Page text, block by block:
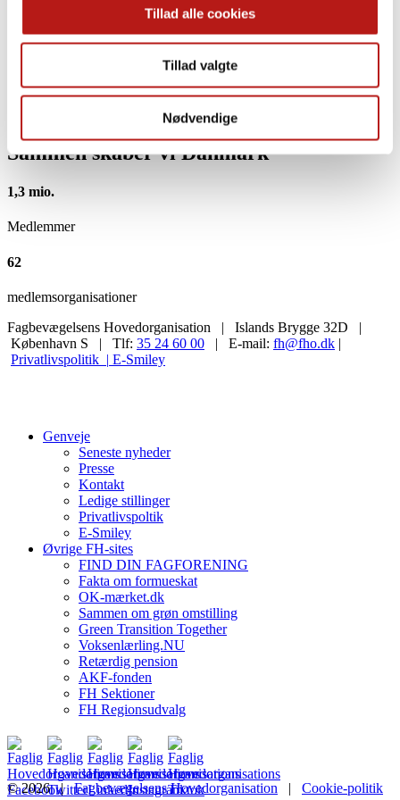
Tillad alle cookies
Tillad valgte
Nødvendige
Fagbevægelsen
Overenskomst
Tillidsrepræsentant
Sammen skaber vi Danmark
1,3 mio.
Medlemmer
62
medlemsorganisationer
Fagbevægelsens Hovedorganisation | Islands Brygge 32D |
København S | Tlf: 35 24 60 00 | E-mail: fh@fho.dk |
Privatlivspolitik | E-Smiley
Genveje
Seneste nyheder
Presse
Kontakt
Ledige stillinger
Privatlivspoltik
E-Smiley
Øvrige FH-sites
FIND DIN FAGFORENING
Fakta om formueskat
OK-mærket.dk
Sammen om grøn omstilling
Green Transition Together
Voksenlærling.NU
Retærdig pension
AKF-fonden
FH Sektioner
FH Regionsudvalg
© 2026 |Fagbevægelsens Hovedorganisation | Cookie-politik